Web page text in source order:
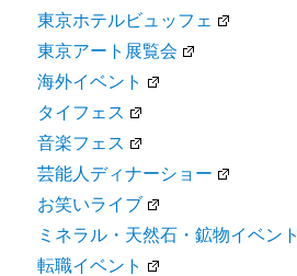
東京ホテルビュッフェ
東京アート展覧会
海外イベント
タイフェス
音楽フェス
芸能人ディナーショー
お笑いライブ
ミネラル・天然石・鉱物イベント
転職イベント